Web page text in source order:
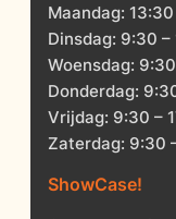
Maandag:
Dinsdag: 9:30 –
Woensdag:
Donderdag:
Vrijdag: 9:30 –
Zaterdag: 9:30
ShowCase!